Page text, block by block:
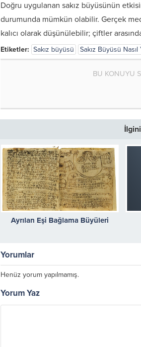
Doğru uygulanan sakız büyüsünün
durumunda mümkün olabilir. Gerçek
kalıcı olarak düşünülebilir; çiftler
Etiketler: Sakız büyüsü Sakız Büyüsü Nasıl
BU KONUYU
Ayrılan Eşi Bağlama Büyüleri
Yorumlar
Henüz yorum yapılmamış.
Yorum Yaz
Muhabbeti